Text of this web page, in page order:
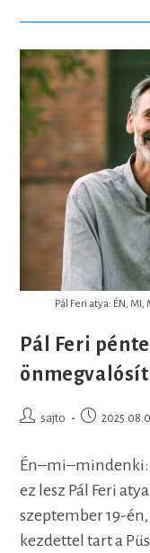
Pál Feri atya: ÉN,
Pál Feri
Post sajto
Post
Én–mi–mindenki:
ez lesz Pál Feri
szeptember 19-
kezdettel tart a